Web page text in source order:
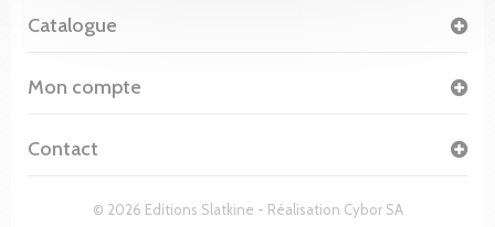
© 2026 Editions Slatkine - Réalisation Cybor SA
Catalogue
Mon compte
Contact